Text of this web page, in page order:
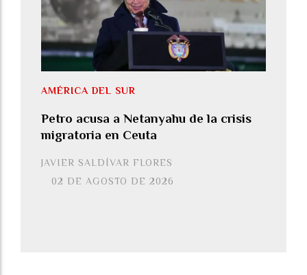
Petro acusa a Netanyahu de la crisis
migratoria en Ceuta
JAVIER SALDÍVAR FLORES
AMÉRICA DEL SUR
02 DE AGOSTO DE 2026